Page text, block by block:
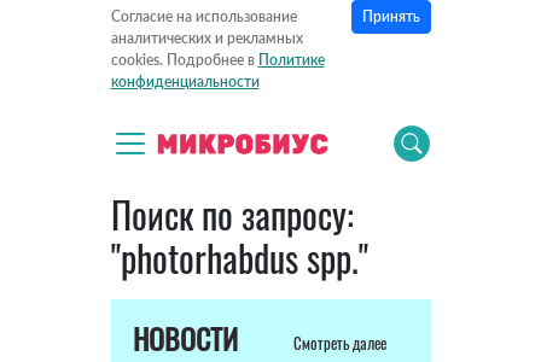
Согласие на использование
аналитических и рекламных
cookies. Подробнее в Политике
конфиденциальности
Принять
Поиск по запросу:
"photorhabdus spp."
НОВОСТИ Смотреть далее